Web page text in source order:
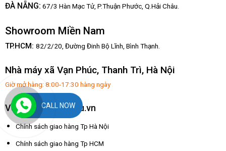
ĐÀ NẴNG: 67/3 Hàn Mạc Tử, P.Thuận Phước, Q.Hải Châu.
Showroom Miền Nam
TP.HCM: 82/2/20, Đường Đinh Bộ Lĩnh, Bình Thạnh.
Nhà máy xã Vạn Phúc, Thanh Trì, Hà Nội
Giờ mở hàng: 8:00-17:30 hàng ngày
Về dochoixuatkhau.vn
Chính sách giao hàng Tp Hà Nội
Chính sách giao hàng Tp HCM
CALL NOW